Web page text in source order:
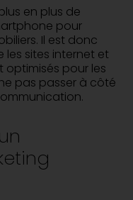
en plus de
pour
Il est donc
les sites internet et
optimisés pour les
pas passer à côté